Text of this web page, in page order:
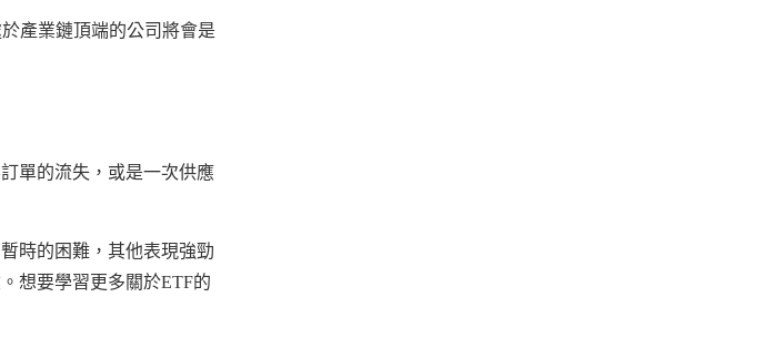
產業鏈頂端的公司將會是
單的流失，或是一次供應
時的困難，其他表現強勁
想要學習更多關於ETF的